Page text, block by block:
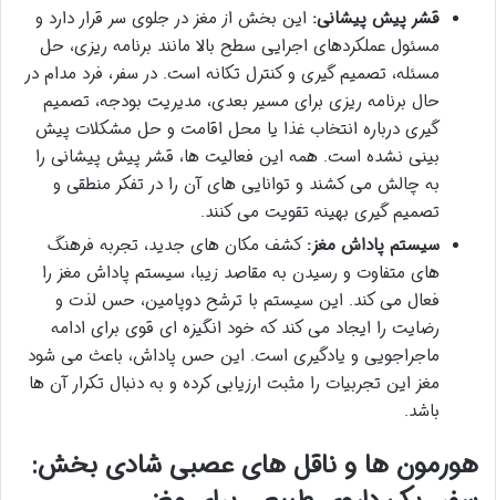
قشر پیش پیشانی: این بخش از مغز در جلوی سر قرار دارد و
مسئول عملکردهای اجرایی سطح بالا مانند برنامه ریزی، حل
مسئله، تصمیم گیری و کنترل تکانه است. در سفر، فرد مدام در
حال برنامه ریزی برای مسیر بعدی، مدیریت بودجه، تصمیم
گیری درباره انتخاب غذا یا محل اقامت و حل مشکلات پیش
بینی نشده است. همه این فعالیت ها، قشر پیش پیشانی را
به چالش می کشند و توانایی های آن را در تفکر منطقی و
تصمیم گیری بهینه تقویت می کنند.
سیستم پاداش مغز:کشف مکان های جدید، تجربه فرهنگ
های متفاوت و رسیدن به مقاصد زیبا، سیستم پاداش مغز را
فعال می کند. این سیستم با ترشح دوپامین، حس لذت و
رضایت را ایجاد می کند که خود انگیزه ای قوی برای ادامه
ماجراجویی و یادگیری است. این حس پاداش، باعث می شود
مغز این تجربیات را مثبت ارزیابی کرده و به دنبال تکرار آن ها
باشد.
هورمون ها و ناقل های عصبی شادی بخش: